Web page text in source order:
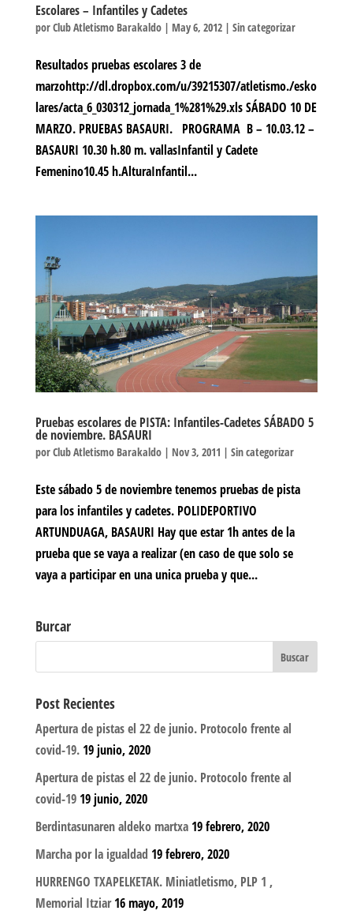
Escolares – Infantiles y Cadetes
porClub Atletismo Barakaldo| May 6, 2012| Sin categorizar
Resultados pruebas escolares 3 de
marzohttp://dl.dropbox.com/u/39215307/atletismo./esko
lares/acta_6_030312_jornada_1%281%29.xls SÁBADO 10 DE
MARZO. PRUEBAS BASAURI. PROGRAMA B – 10.03.12 –
BASAURI 10.30 h.80 m. vallasInfantil y Cadete
Femenino10.45 h.AlturaInfantil...
Pruebas escolares de PISTA: Infantiles-Cadetes SÁBADO 5
de noviembre. BASAURI
porClub Atletismo Barakaldo| Nov 3, 2011 | Sin categorizar
Este sábado 5 de noviembre tenemos pruebas de pista
para los infantiles y cadetes. POLIDEPORTIVO
ARTUNDUAGA, BASAURI Hay que estar 1h antes de la
prueba que se vaya a realizar (en caso de que solo se
vaya a participar en una unica prueba y que...
Burcar
Post Recientes
Apertura de pistas el 22 de junio. Protocolo frente al
covid-19. 19 junio, 2020
Apertura de pistas el 22 de junio. Protocolo frente al
covid-19 19 junio, 2020
Berdintasunaren aldeko martxa 19 febrero, 2020
Marcha por la igualdad 19 febrero, 2020
HURRENGO TXAPELKETAK. Miniatletismo, PLP 1 ,
Memorial Itziar 16 mayo, 2019